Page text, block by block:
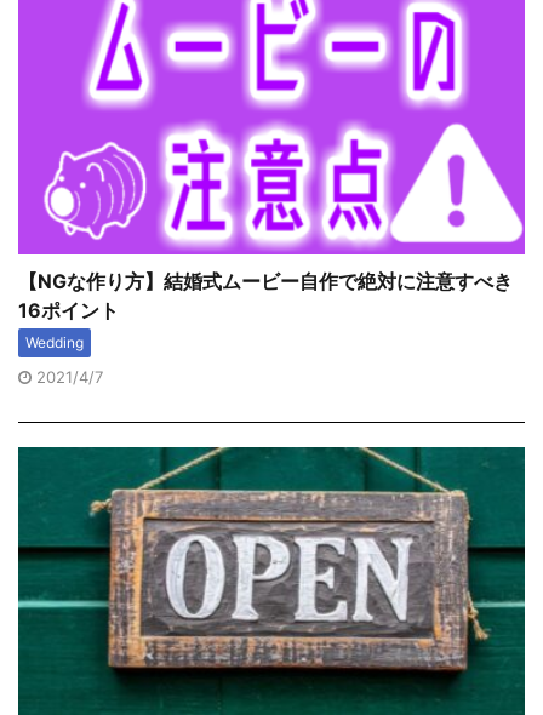
【NGな作り方】結婚式ムービー自作で絶対に注意すべき
16ポイント
Wedding
2021/4/7